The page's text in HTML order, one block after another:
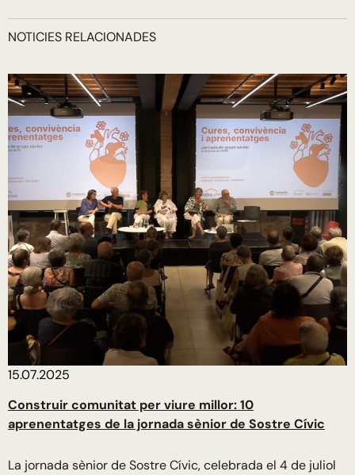
NOTICIES RELACIONADES
15.07.2025
Construir comunitat per viure millor: 10
aprenentatges de la jornada sènior de Sostre Cívic
La jornada sènior de Sostre Cívic, celebrada el 4 de juliol